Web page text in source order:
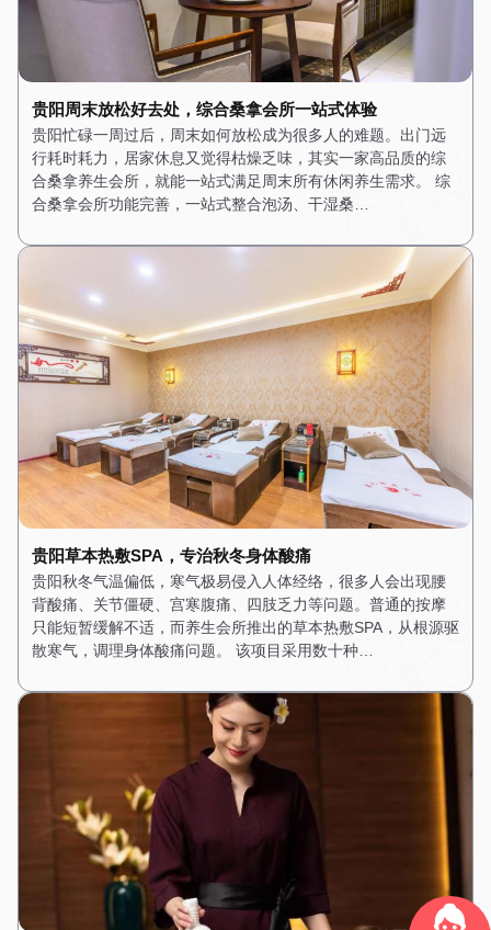
贵阳周末放松好去处，综合桑拿会所一站式体验
贵阳忙碌一周过后，周末如何放松成为很多人的难题。出门远
行耗时耗力，居家休息又觉得枯燥乏味，其实一家高品质的综
合桑拿养生会所，就能一站式满足周末所有休闲养生需求。 综
合桑拿会所功能完善，一站式整合泡汤、干湿桑…
贵阳草本热敷SPA，专治秋冬身体酸痛
贵阳秋冬气温偏低，寒气极易侵入人体经络，很多人会出现腰
背酸痛、关节僵硬、宫寒腹痛、四肢乏力等问题。普通的按摩
只能短暂缓解不适，而养生会所推出的草本热敷SPA，从根源驱
散寒气，调理身体酸痛问题。 该项目采用数十种…